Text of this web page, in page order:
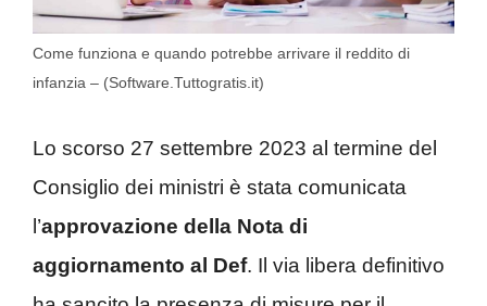
Come funziona e quando potrebbe arrivare il reddito di
infanzia – (Software.Tuttogratis.it)
Lo scorso 27 settembre 2023 al termine del
Consiglio dei ministri è stata comunicata
l’approvazione della Nota di
aggiornamento al Def. Il via libera definitivo